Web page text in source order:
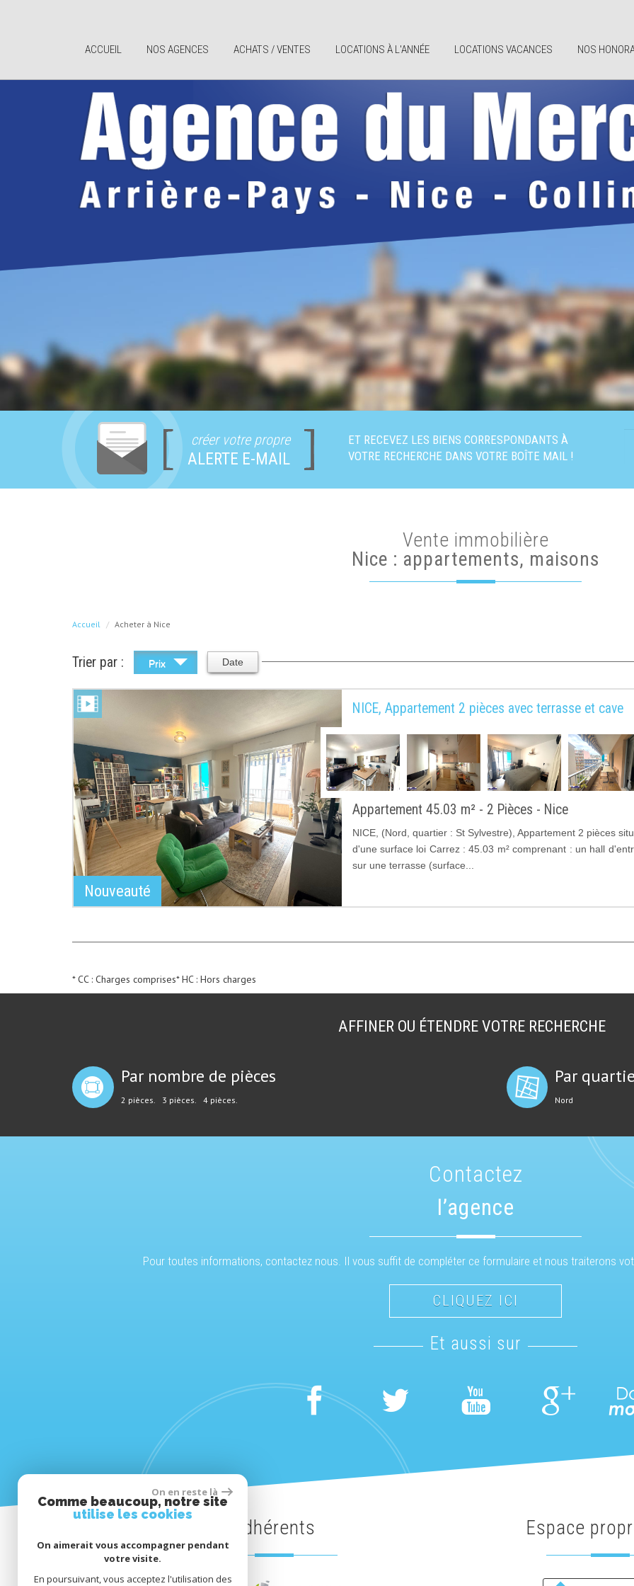
ACCUEIL NOS AGENCES ACHATS / VENTES LOCATIONS À L'ANNÉE LOCATIONS VACANCES NOS
créer votre propre
ALERTE E-MAIL
ET RECEVEZ LES BIENS CORRESPONDANTS À
VOTRE RECHERCHE DANS VOTRE BOÎTE MAIL !
Vente immobilière
Nice : appartements, maisons
Accueil Acheter à Nice
Trier par : Prix Date
Nouveauté
NICE, Appartement 2 pièces avec terrasse et cave
Appartement 45.03 m² - 2 Pièces - Nice
NICE, (Nord, quartier : St Sylvestre), Appartement 2 pièces
d'une surface loi Carrez : 45.03 m² comprenant : un hall
sur une terrasse (surface...
* CC : Charges comprises* HC : Hors charges
AFFINER OU ÉTENDRE VOTRE RECHERCHE
Par nombre de pièces
2 pièces. 3 pièces. 4 pièces.
Par
Nord
Contactez
l’agence
Pour toutes informations, contactez nous. Il vous suffit de compléter ce formulaire et nous traiterons
CLIQUEZ ICI
et aussi sur
Adhérents Espace
On en reste là
Comme beaucoup, notre site
utilise les cookies
On aimerait vous accompagner pendant
votre visite.
En poursuivant, vous acceptez l'utilisation des